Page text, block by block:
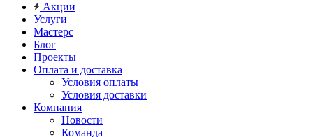
Акции
Услуги
Мастерс
Блог
Проекты
Оплата и доставка
Условия оплаты
Условия доставки
Компания
Новости
Команда